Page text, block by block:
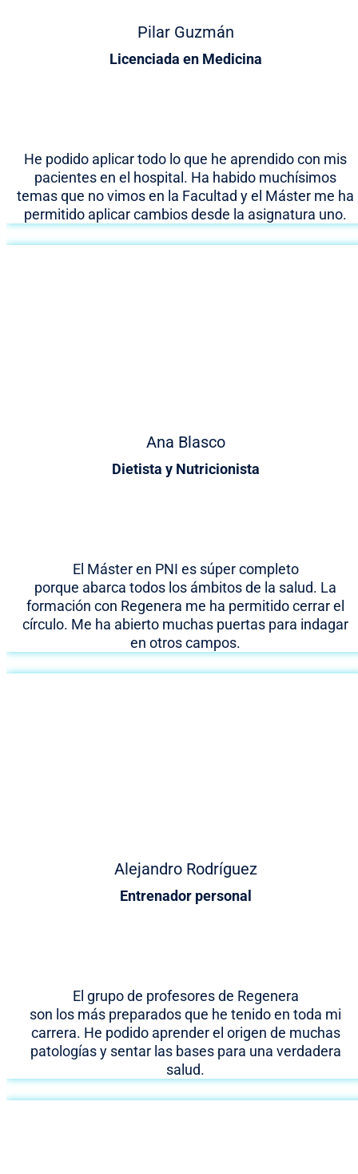
Pilar Guzmán
Licenciada en Medicina
He podido aplicar todo lo que he aprendido con mis
pacientes en el hospital. Ha habido muchísimos
temas que no vimos en la Facultad y el Máster me ha
permitido aplicar cambios desde la asignatura uno.
Ana Blasco
Dietista y Nutricionista
El Máster en PNI es súper completo
porque abarca todos los ámbitos de la salud. La
formación con Regenera me ha permitido cerrar el
círculo. Me ha abierto muchas puertas para indagar
en otros campos.
Alejandro Rodríguez
Entrenador personal
El grupo de profesores de Regenera
son los más preparados que he tenido en toda mi
carrera. He podido aprender el origen de muchas
patologías y sentar las bases para una verdadera
salud.